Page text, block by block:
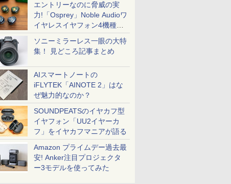
エントリーなのに脅威の実
力!「Osprey」Noble Audioワ
イヤレスイヤフォン4機種を
一気に聴く
ソニーミラーレス一眼の大特
集！ 見どころ記事まとめ
AIスマートノートの
iFLYTEK「AINOTE 2」はな
ぜ魅力的なのか？
SOUNDPEATSのイヤカフ型
イヤフォン「UU2イヤーカ
フ」をイヤカフマニアが語る
Amazon プライムデー過去最
安! Anker注目プロジェクタ
ー3モデルを使ってみた